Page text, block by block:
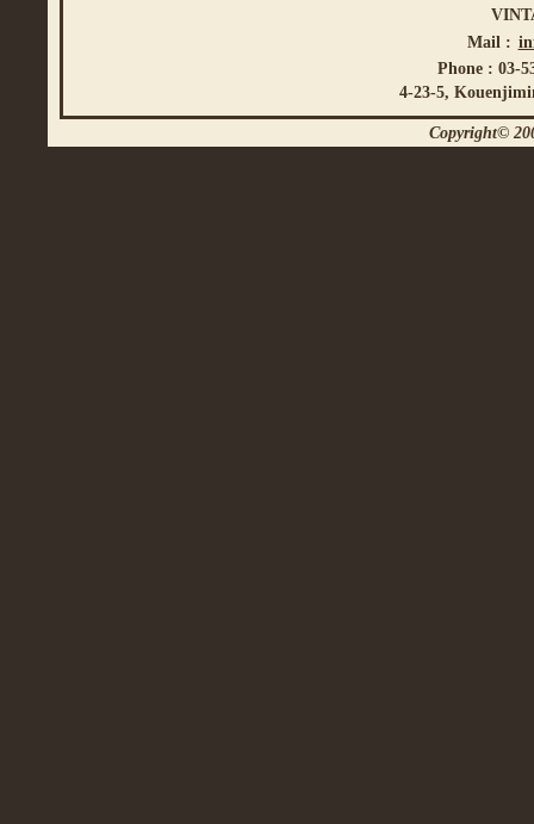
Mail :
Phone : 03-
4-23-5,
Copyright©